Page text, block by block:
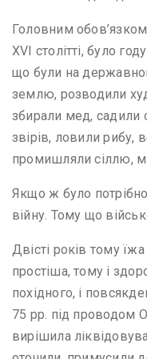
Головним
XVI столітті, було
що були на
землю, розводили
збирали мед, садили
звірів, ловили рибу,
промишляли сіллю,
Якщо ж було
війну. Тому що
Двісті років тому
простіша, тому і
похідного, і
75 рр. під проводом
вирішила